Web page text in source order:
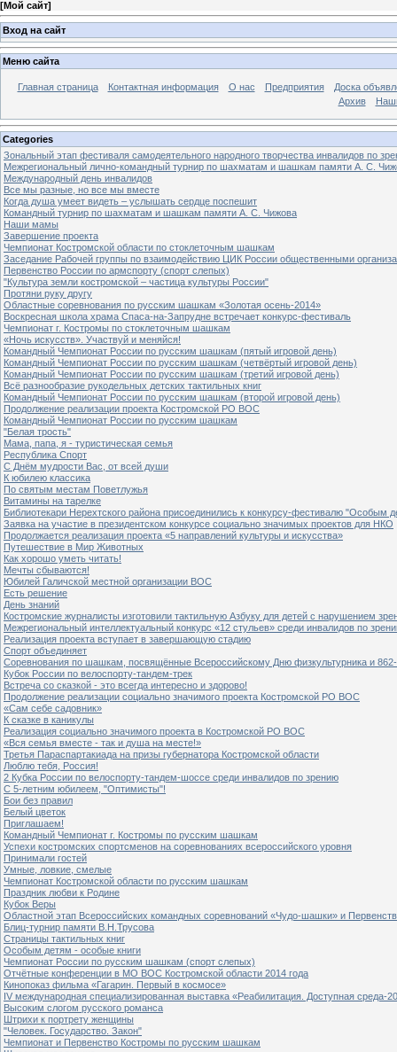
[Мой сайт]
Вход на сайт
Меню сайта
Главная страница Контактная информация О нас Предприятия
Доска
Архив
Categories
Зональный этап фестиваля самодеятельного народного творчества инвалидов по
Межрегиональный лично-командный турнир по шахматам и шашкам памяти А. С.
Международный день инвалидов
Все мы разные, но все мы вместе
Когда душа умеет видеть – услышать сердце поспешит
Командный турнир по шахматам и шашкам памяти А. С. Чижова
Наши мамы
Завершение проекта
Чемпионат Костромской области по стоклеточным шашкам
Заседание Рабочей группы по взаимодействию ЦИК России общественными
Первенство России по армспорту (спорт слепых)
"Культура земли костромской – частица культуры России"
Протяни руку другу
Областные соревнования по русским шашкам «Золотая осень-2014»
Воскресная школа храма Спаса-на-Запрудне встречает конкурс-фестиваль
Чемпионат г. Костромы по стоклеточным шашкам
«Ночь искусств». Участвуй и меняйся!
Командный Чемпионат России по русским шашкам (пятый игровой день)
Командный Чемпионат России по русским шашкам (четвёртый игровой день)
Командный Чемпионат России по русским шашкам (третий игровой день)
Всё разнообразие рукодельных детских тактильных книг
Командный Чемпионат России по русским шашкам (второй игровой день)
Продолжение реализации проекта Костромской РО ВОС
Командный Чемпионат России по русским шашкам
"Белая трость"
Мама, папа, я - туристическая семья
Республика Спорт
С Днём мудрости Вас, от всей души
К юбилею классика
По святым местам Поветлужья
Витамины на тарелке
Библиотекари Нерехтского района присоединились к конкурсу-фестивалю "Особым
Заявка на участие в президентском конкурсе социально значимых проектов для НКО
Продолжается реализация проекта «5 направлений культуры и искусства»
Путешествие в Мир Животных
Как хорошо уметь читать!
Мечты сбываются!
Юбилей Галичской местной организации ВОС
Есть решение
День знаний
Костромские журналисты изготовили тактильную Азбуку для детей с нарушением
Межрегиональный интеллектуальный конкурс «12 стульев» среди инвалидов по
Реализация проекта вступает в завершающую стадию
Спорт объединяет
Соревнования по шашкам, посвящённые Всероссийскому Дню физкультурника и
Кубок России по велоспорту-тандем-трек
Встреча со сказкой - это всегда интересно и здорово!
Продолжение реализации социально значимого проекта Костромской РО ВОС
«Сам себе садовник»
К сказке в каникулы
Реализация социально значимого проекта в Костромской РО ВОС
«Вся семья вместе - так и душа на месте!»
Третья Параспартакиада на призы губернатора Костромской области
Люблю тебя, Россия!
2 Кубка России по велоспорту-тандем-шоссе среди инвалидов по зрению
С 5-летним юбилеем, "Оптимисты"!
Бои без правил
Белый цветок
Приглашаем!
Командный Чемпионат г. Костромы по русским шашкам
Успехи костромских спортсменов на соревнованиях всероссийского уровня
Принимали гостей
Умные, ловкие, смелые
Чемпионат Костромской области по русским шашкам
Праздник любви к Родине
Кубок Веры
Областной этап Всероссийских командных соревнований «Чудо-шашки» и
Блиц-турнир памяти В.Н.Трусова
Страницы тактильных книг
Особым детям - особые книги
Чемпионат России по русским шашкам (спорт слепых)
Отчётные конференции в МО ВОС Костромской области 2014 года
Кинопоказ фильма «Гагарин. Первый в космосе»
IV международная специализированная выставка «Реабилитация. Доступная среда-
Высоким слогом русского романса
Штрихи к портрету женщины
"Человек. Государство. Закон"
Чемпионат и Первенство Костромы по русским шашкам